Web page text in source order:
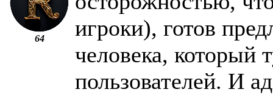
64
игроки), готов
человека, который
пользователей. И